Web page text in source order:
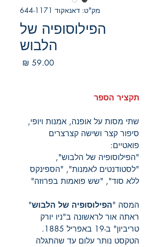
מק"ט: דאנאקוד 644-1171
הפילוסופיה של
הלבוש
תקציר הספר
שתי מסות על אופנה, אמנות ויופי,
סיפור קצר ושישה קצרצרים
פואטיים:
"הפילוסופיה של הלבוש",
"לסטודנטים לאמנות", "הספינקס
ללא סוד", "שש פואמות בפרוזה"
המסה "הפילוסופיה של הלבוש"
ראתה אור לראשונה ב"ניו יורק
טריביון" ב-19 באפריל 1885.
הטקסט נותר עלום עד שהתגלה